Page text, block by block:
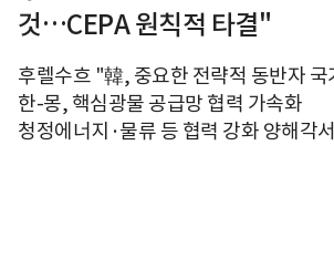
것…CEPA 원칙적 타결"
후렐수흐 "韓, 중요한 전략적 동반자 국
한-몽, 핵심광물 공급망 협력 가속화
청정에너지·물류 등 협력 강화 양해각